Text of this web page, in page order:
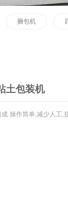
捆包机
土包装机
.操作简单,减少人工,